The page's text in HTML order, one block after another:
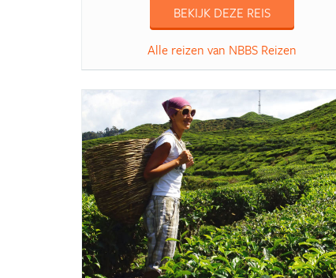
BEKIJK DEZE REIS
Alle reizen van NBBS Reizen